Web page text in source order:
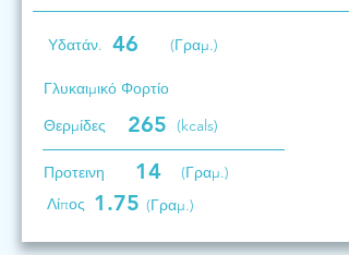
Υδατάν. 46 (Γραμ.)
Γλυκαιμικό Φορτίο
Θερμίδες
265 (kcals)
Προτεινη 14
(Γραμ.)
Λίπος 1.75 (Γραμ.)